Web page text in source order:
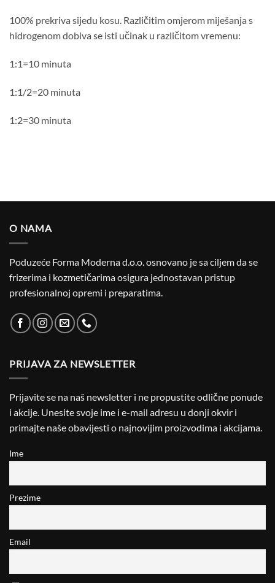
100% prekriva sijedu kosu. Različitim omjerom miješanja s
hidrogenom dobiva se isti učinak u različitom vremenu:
1:1=10 minuta
1:1/2=20 minuta
1:2=30 minuta
O NAMA
Poduzeće Forma Moderna d.o.o. osnovano je sa ciljem da se
frizerima i kozmetičarima osigura jednostavan pristup
profesionalnoj opremi i preparatima.
PRIJAVA ZA NEWSLETTER
Prijavite se na naš newsletter i ne propustite odlične ponude
i akcije. Unesite svoje ime i e-mail adresu u donji okvir i
primajte naše obavijesti o najnovijim proizvodima i akcijama.
Ime
Prezime
Email